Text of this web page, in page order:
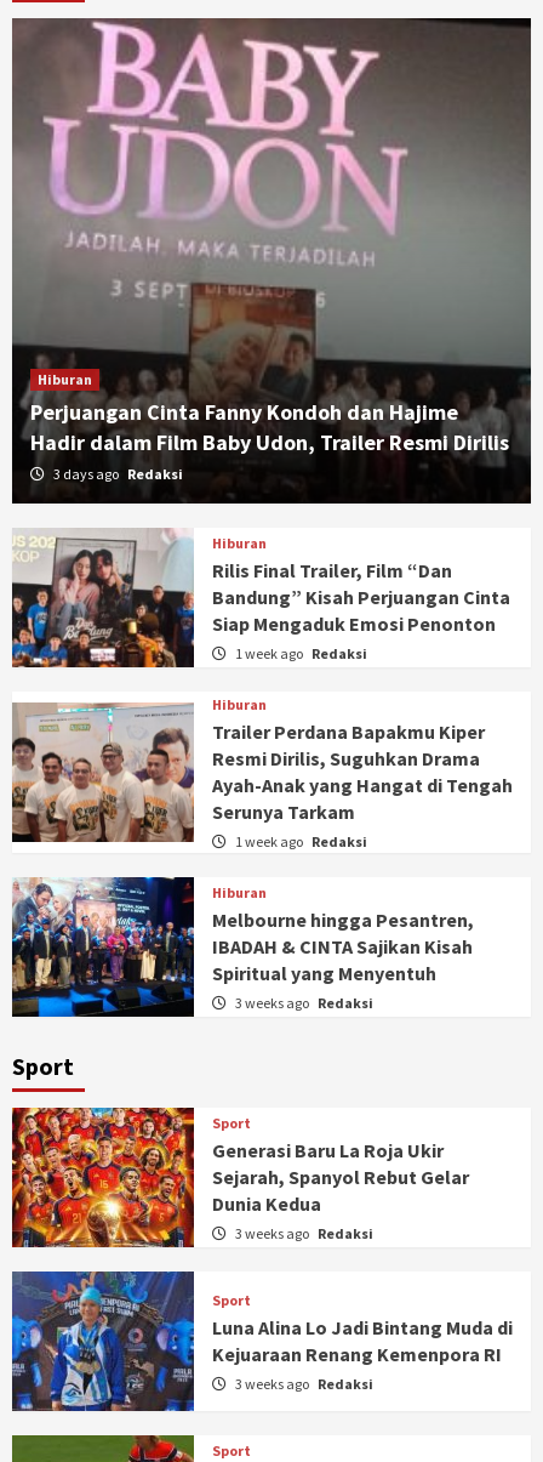
Hiburan
Perjuangan Cinta Fanny Kondoh dan Hajime
Hadir dalam Film Baby Udon, Trailer Resmi Dirilis
3 days ago Redaksi
Hiburan
Rilis Final Trailer, Film “Dan
Bandung” Kisah Perjuangan Cinta
Siap Mengaduk Emosi Penonton
1 week ago Redaksi
Hiburan
Trailer Perdana Bapakmu Kiper
Resmi Dirilis, Suguhkan Drama
Ayah-Anak yang Hangat di Tengah
Serunya Tarkam
1 week ago Redaksi
Hiburan
Melbourne hingga Pesantren,
IBADAH & CINTA Sajikan Kisah
Spiritual yang Menyentuh
3 weeks ago Redaksi
Sport
Sport
Generasi Baru La Roja Ukir
Sejarah, Spanyol Rebut Gelar
Dunia Kedua
3 weeks ago Redaksi
Sport
Luna Alina Lo Jadi Bintang Muda di
Kejuaraan Renang Kemenpora RI
3 weeks ago Redaksi
Sport